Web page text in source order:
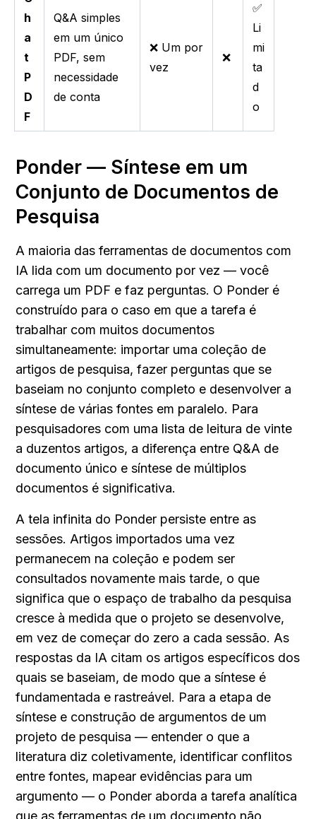
h
a
t
P
D
F
Q&A simples
em um único
PDF, sem
necessidade
de conta
❌ Um por
vez
❌
✅
Li
mi
ta
d
o
Ponder — Síntese em um
Conjunto de Documentos de
Pesquisa
A maioria das ferramentas de documentos com
IA lida com um documento por vez — você
carrega um PDF e faz perguntas. O Ponder é
construído para o caso em que a tarefa é
trabalhar com muitos documentos
simultaneamente: importar uma coleção de
artigos de pesquisa, fazer perguntas que se
baseiam no conjunto completo e desenvolver a
síntese de várias fontes em paralelo. Para
pesquisadores com uma lista de leitura de vinte
a duzentos artigos, a diferença entre Q&A de
documento único e síntese de múltiplos
documentos é significativa.
A tela infinita do Ponder persiste entre as
sessões. Artigos importados uma vez
permanecem na coleção e podem ser
consultados novamente mais tarde, o que
significa que o espaço de trabalho da pesquisa
cresce à medida que o projeto se desenvolve,
em vez de começar do zero a cada sessão. As
respostas da IA citam os artigos específicos dos
quais se baseiam, de modo que a síntese é
fundamentada e rastreável. Para a etapa de
síntese e construção de argumentos de um
projeto de pesquisa — entender o que a
literatura diz coletivamente, identificar conflitos
entre fontes, mapear evidências para um
argumento — o Ponder aborda a tarefa analítica
que as ferramentas de um documento não